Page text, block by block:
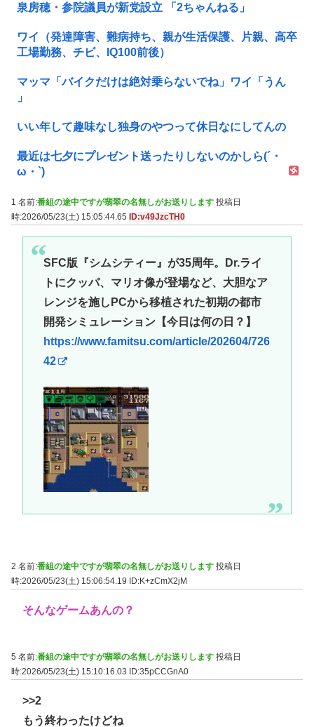
泉房穂・参院議員が新党設立 「2ちゃんねる」
ワイ（発達障害、難病持ち、親が生活保護、片親、高卒
工場勤務、チビ、IQ100前後）
マッマ「バイクだけは絶対乗らないでね」ワイ「うん
」
いい年して趣味なし独身のやつって休日なにしてんの
最近は七夕にプレゼント送ったりしないのかしら(´・
ω・`)
1 名前:番組の途中ですが翡翠の名無しがお送りします 投稿日
時:2026/05/23(土) 15:05:44.65
ID:v49JzcTH0
SFC版『シムシティー』が35周年。Dr.ライ
トにクッパ、マリオ像が登場など、大胆なア
レンジを施しPCから移植された初期の都市
開発シミュレーション【今日は何の日？】
https://www.famitsu.com/article/202604/726
42
2 名前:番組の途中ですが翡翠の名無しがお送りします 投稿日
時:2026/05/23(土) 15:06:54.19
ID:K+zCmX2jM
そんなゲームあんの？
5 名前:番組の途中ですが翡翠の名無しがお送りします 投稿日
時:2026/05/23(土) 15:10:16.03
ID:35pCCGnA0
>>2
もう終わったけどね